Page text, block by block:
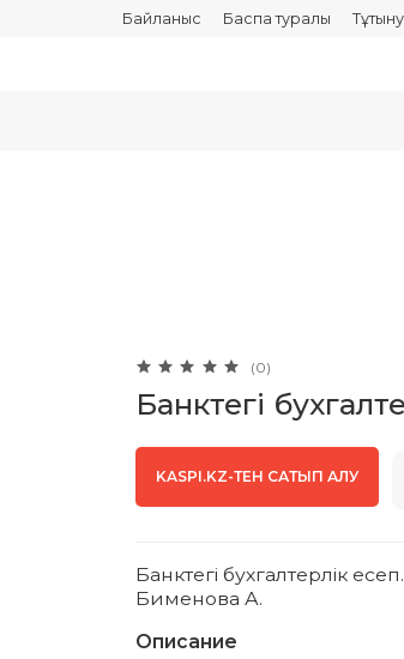
Байланыс Баспа туралы
(0)
Банктегі
KASPI.KZ-ТЕН САТЫП АЛУ
Банктегі бухгалтерлік
Бименова А.
Описание